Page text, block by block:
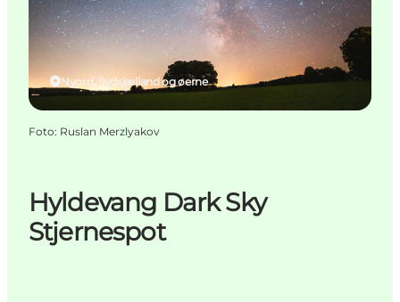
Planlæg ferien
Hyldevang Dark Sky
Stjernespot
Nyord, Sydsjælland og øerne
Foto: Ruslan Merzlyakov